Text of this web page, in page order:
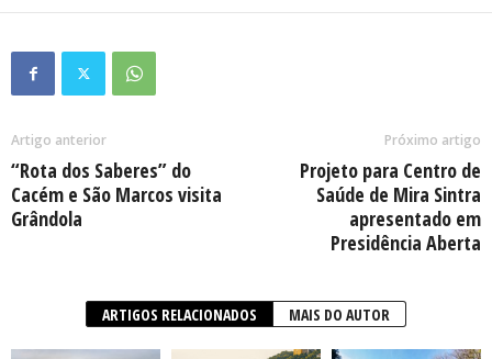
Artigo anterior
“Rota dos Saberes” do
Cacém e São Marcos visita
Grândola
Próximo artigo
Projeto para Centro de
Saúde de Mira Sintra
apresentado em
Presidência Aberta
ARTIGOS RELACIONADOS MAIS DO AUTOR